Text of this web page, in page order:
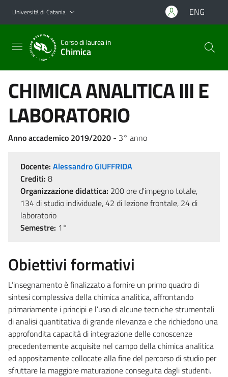
Vai al contenuto principale
Vai al menu di navigazione
Università di Catania ENG
Corso di laurea in
Chimica
CHIMICA ANALITICA III E
LABORATORIO
Anno accademico 2019/2020 - 3° anno
Docente: Alessandro GIUFFRIDA
Crediti: 8
Organizzazione didattica: 200 ore d'impegno totale,
134 di studio individuale, 42 di lezione frontale, 24 di
laboratorio
Semestre: 1°
Obiettivi formativi
L’insegnamento è finalizzato a fornire un primo quadro di
sintesi complessiva della chimica analitica, affrontando
primariamente i principi e l’uso di alcune tecniche strumentali
di analisi quantitativa di grande rilevanza e che richiedono una
approfondita capacità di integrazione delle conoscenze
precedentemente acquisite nel campo della chimica analitica
ed appositamente collocate alla fine del percorso di studio per
sfruttare la maggiore maturazione conseguita dagli studenti.